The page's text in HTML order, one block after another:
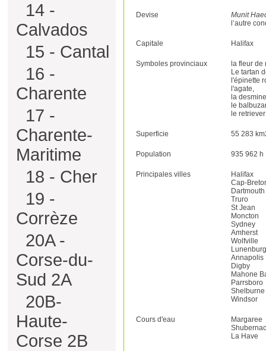
14 -
Calvados
15 - Cantal
16 -
Charente
17 -
Charente-
Maritime
18 - Cher
19 -
Corrèze
20A -
Corse-du-
Sud 2A
20B-
Haute-
Corse 2B
Devise
Munit
l’autre
Capitale Halifax
Symboles provinciaux
la fleur de
Le tartan
l'épinette
l'agate,
la
le
le
Superficie 55 283
Population 935 962 h
Principales villes
Halifax
Cap-
Dartmouth
Truro
St Jean
Moncton
Sydney
Amherst
Wolfville
Lunenburg
Annapolis
Digby
Mahone
Parrsboro
Shelburne
Windsor
Cours d'eau
Margaree
La Have